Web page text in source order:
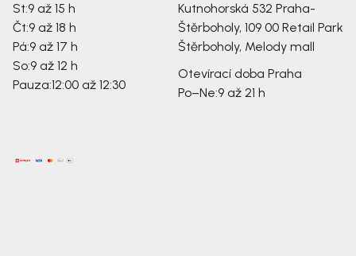
St:9 až 15 h
Čt:9 až 18 h
Pá:9 až 17 h
So:9 až 12 h
Pauza:12:00 až 12:30
Kutnohorská 532 Praha-
Štěrboholy, 109 00 Retail Park
Štěrboholy, Melody mall
Otevírací doba Praha
Po–Ne:9 až 21 h